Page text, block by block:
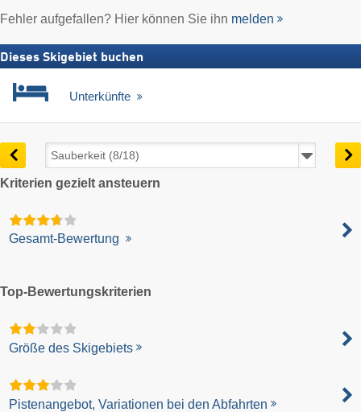
Fehler aufgefallen? Hier können Sie ihn melden
Dieses Skigebiet buchen
Unterkünfte
Kriterien gezielt ansteuern
Gesamt-Bewertung
Top-Bewertungskriterien
Größe des Skigebiets
Pistenangebot, Variationen bei den Abfahrten